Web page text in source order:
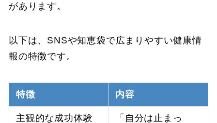
があります。
以下は、SNSや知恵袋で広まりやすい健康情
報の特徴です。
特徴 内容
主観的な成功体験
「自分は止まっ